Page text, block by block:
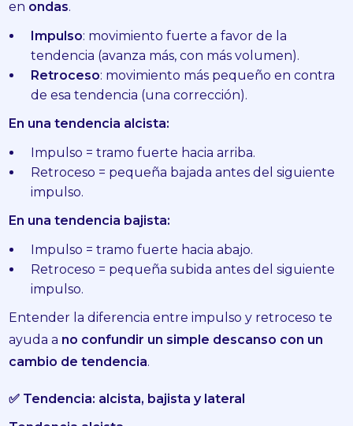
en ondas.
Impulso: movimiento fuerte a favor de la
tendencia (avanza más, con más volumen).
Retroceso: movimiento más pequeño en contra
de esa tendencia (una corrección).
En una tendencia alcista:
Impulso = tramo fuerte hacia arriba.
Retroceso = pequeña bajada antes del siguiente
impulso.
En una tendencia bajista:
Impulso = tramo fuerte hacia abajo.
Retroceso = pequeña subida antes del siguiente
impulso.
Entender la diferencia entre impulso y retroceso te
ayuda a no confundir un simple descanso con un
cambio de tendencia.
✅ Tendencia: alcista, bajista y lateral